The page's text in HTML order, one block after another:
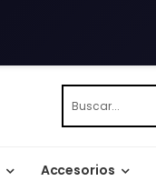
Accesorios